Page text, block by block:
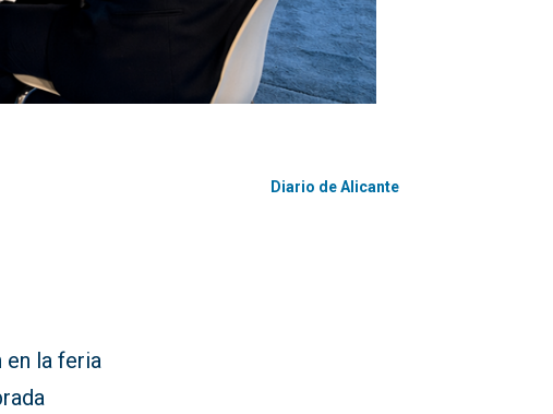
Diario de Alicante
en la feria